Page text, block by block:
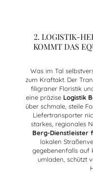
2. LOGISTIK-
KOMMT DAS
Was im Tal
zum Kraftakt. Der
filigraner Floristik
eine präzise Logistik
über schmale, steile
Liefertransporter
starkes, regionales
Berg-Dienstleister
lokalen
gegebenenfalls auf
umladen, schützt